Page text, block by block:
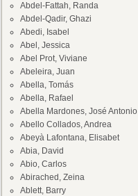
Abdel-Fattah, Randa
Abdel-Qadir, Ghazi
Abedi, Isabel
Abel, Jessica
Abel Prot, Viviane
Abeleira, Juan
Abella, Tomás
Abella, Rafael
Abella Mardones, José Antonio
Abello Collados, Andrea
Abeyà Lafontana, Elisabet
Abia, David
Abio, Carlos
Abirached, Zeina
Ablett, Barry